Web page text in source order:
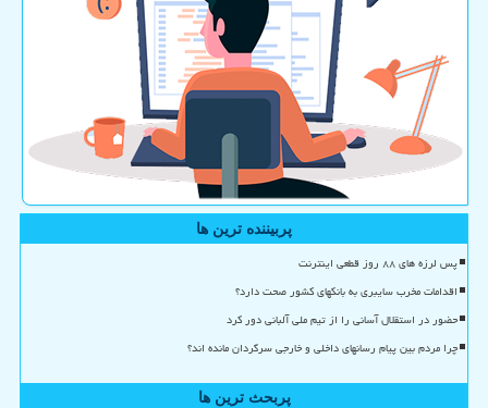
پربیننده ترین ها
پس لرزه های ۸۸ روز قطعی اینترنت
اقدامات مخرب سایبری به بانکهای کشور صحت دارد؟
حضور در استقلال آسانی را از تیم ملی آلبانی دور کرد
چرا مردم بین پیام رسانهای داخلی و خارجی سرگردان مانده اند؟
پربحث ترین ها